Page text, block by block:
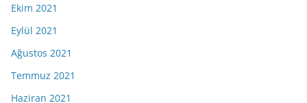
Ekim 2021
Eylül 2021
Ağustos 2021
Temmuz 2021
Haziran 2021